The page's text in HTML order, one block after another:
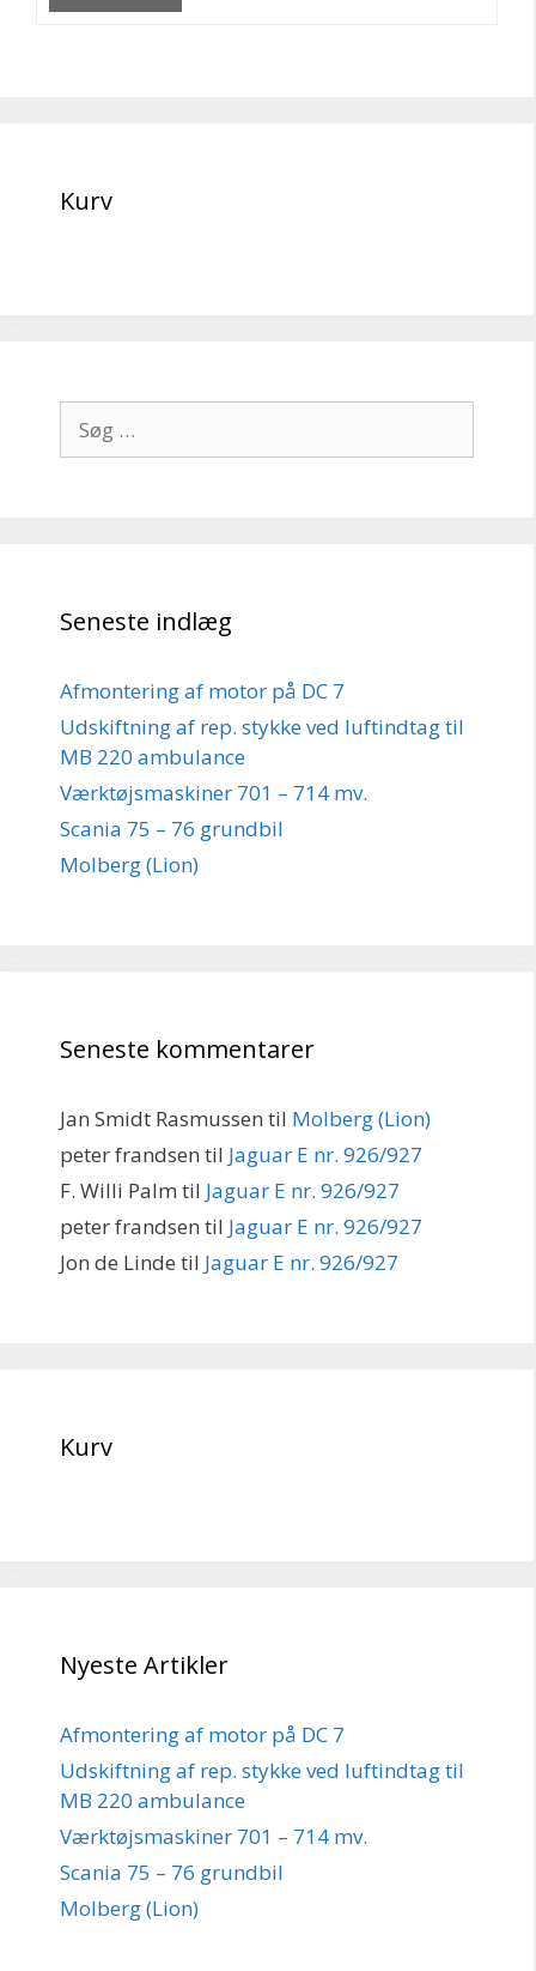
Kurv
efter:
Seneste indlæg
Afmontering af motor på DC 7
Udskiftning af rep. stykke ved luftindtag til
MB 220 ambulance
Værktøjsmaskiner 701 – 714 mv.
Scania 75 – 76 grundbil
Molberg (Lion)
Seneste kommentarer
Jan Smidt Rasmussen til Molberg (Lion)
peter frandsen til Jaguar E nr. 926/927
F. Willi Palm til Jaguar E nr. 926/927
peter frandsen til Jaguar E nr. 926/927
Jon de Linde til Jaguar E nr. 926/927
Kurv
Nyeste Artikler
Afmontering af motor på DC 7
Udskiftning af rep. stykke ved luftindtag til
MB 220 ambulance
Værktøjsmaskiner 701 – 714 mv.
Scania 75 – 76 grundbil
Molberg (Lion)